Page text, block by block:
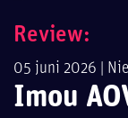
Review:
05 juni 2026 |
Imou